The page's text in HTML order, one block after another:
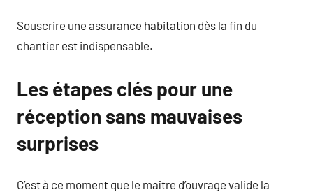
Souscrire une assurance habitation dès la fin du
chantier est indispensable.
Les étapes clés pour une
réception sans mauvaises
surprises
C’est à ce moment que le maître d’ouvrage valide la